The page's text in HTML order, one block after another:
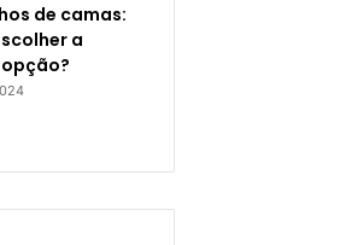
de camas:
a